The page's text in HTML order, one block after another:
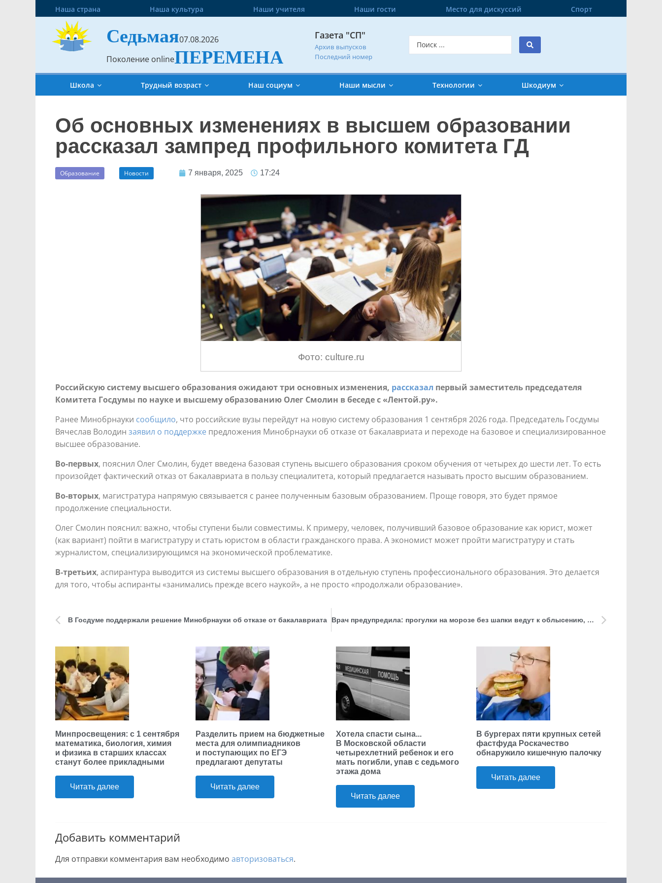
Наша страна Наша культура Наши учителя Наши гости Место для дискуссий Спорт
Седьмая07.08.2026
Поколение onlineПЕРЕМЕНА
Газета "СП"
Архив выпусков
Последний номер
Школа Трудный возраст Наш социум Наши мысли Технологии Шкодиум
Об основных изменениях в высшем образовании
рассказал зампред профильного комитета ГД
Образование Новости 7 января, 2025 17:24
Фото: culture.ru
Российскую систему высшего образования ожидают три основных изменения, рассказал первый заместитель председателя
Комитета Госдумы по науке и высшему образованию Олег Смолин в беседе с «Лентой.ру».
Ранее Минобрнауки сообщило, что российские вузы перейдут на новую систему образования 1 сентября 2026 года. Председатель Госдумы
Вячеслав Володин заявил о поддержке предложения Минобрнауки об отказе от бакалавриата и переходе на базовое и специализированное
высшее образование.
Во-первых, пояснил Олег Смолин, будет введена базовая ступень высшего образования сроком обучения от четырех до шести лет. То есть
произойдет фактический отказ от бакалавриата в пользу специалитета, который предлагается называть просто высшим образованием.
Во-вторых, магистратура напрямую связывается с ранее полученным базовым образованием. Проще говоря, это будет прямое
продолжение специальности.
Олег Смолин пояснил: важно, чтобы ступени были совместимы. К примеру, человек, получивший базовое образование как юрист, может
(как вариант) пойти в магистратуру и стать юристом в области гражданского права. А экономист может пройти магистратуру и стать
журналистом, специализирующимся на экономической проблематике.
В-третьих, аспирантура выводится из системы высшего образования в отдельную ступень профессионального образования. Это делается
для того, чтобы аспиранты «занимались прежде всего наукой», а не просто «продолжали образование».
В Госдуме поддержали решение Минобрнауки об отказе от бакалавриата Врач предупредила: прогулки на морозе без шапки ведут к облысению, головной боли и другим недугам
Минпросвещения: с 1 сентября
математика, биология, химия
и физика в старших классах
станут более прикладными
Читать далее
Разделить прием на бюджетные
места для олимпиадников
и поступающих по ЕГЭ
предлагают депутаты
Читать далее
Хотела спасти сына...
В Московской области
четырехлетний ребенок и его
мать погибли, упав с седьмого
этажа дома
Читать далее
В бургерах пяти крупных сетей
фастфуда Роскачество
обнаружило кишечную палочку
Читать далее
Добавить комментарий
Для отправки комментария вам необходимо авторизоваться.